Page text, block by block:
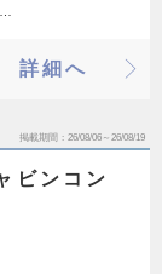
詳細へ
掲載期間 26/08/06～26/08/19
ビンコン